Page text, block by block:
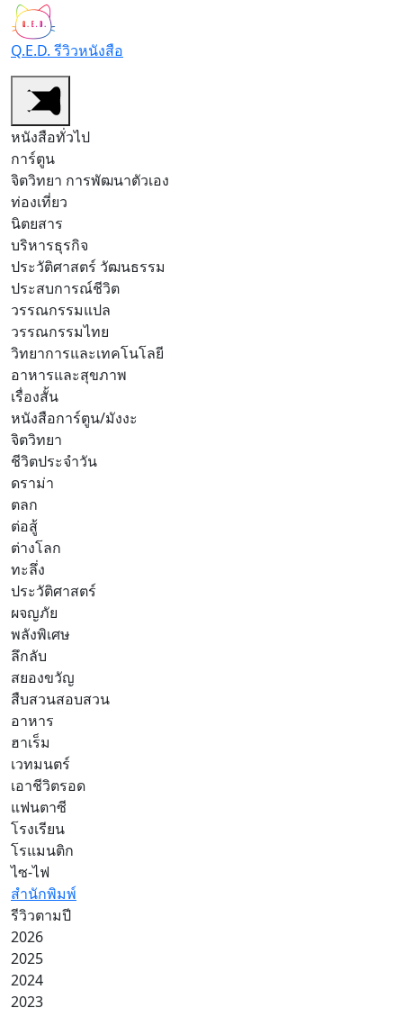
Q.E.D. รีวิวหนังสือ
หนังสือทั่วไป
การ์ตูน
จิตวิทยา การพัฒนาตัวเอง
ท่องเที่ยว
นิตยสาร
บริหารธุรกิจ
ประวัติศาสตร์ วัฒนธรรม
ประสบการณ์ชีวิต
วรรณกรรมแปล
วรรณกรรมไทย
วิทยาการและเทคโนโลยี
อาหารและสุขภาพ
เรื่องสั้น
หนังสือการ์ตูน/มังงะ
จิตวิทยา
ชีวิตประจำวัน
ดราม่า
ตลก
ต่อสู้
ต่างโลก
ทะลึ่ง
ประวัติศาสตร์
ผจญภัย
พลังพิเศษ
ลึกลับ
สยองขวัญ
สืบสวนสอบสวน
อาหาร
ฮาเร็ม
เวทมนตร์
เอาชีวิตรอด
แฟนตาซี
โรงเรียน
โรแมนติก
ไซ-ไฟ
สำนักพิมพ์
รีวิวตามปี
2026
2025
2024
2023